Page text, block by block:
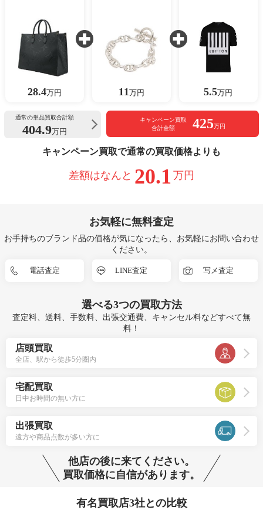
28.4万円 11 万円 5.5万円
通常の単品買取合計額
404.9万円
キャンペーン買取
合計金額
425万円
キャンペーン買取で通常の買取価格よりも
差額はなんと 20.1 万円
お気軽に無料査定
お手持ちのブランド品の価格が気になったら、お気軽にお問い合わせ
ください。
電話査定 LINE査定 写メ査定
選べる3つの買取方法
査定料、送料、手数料、出張交通費、キャンセル料などすべて無
料！
店頭買取
全店、駅から徒歩5分圏内
宅配買取
日中お時間の無い方に
出張買取
遠方や商品点数が多い方に
他店の後に来てください。
買取価格に自信があります。
有名買取店3社との比較